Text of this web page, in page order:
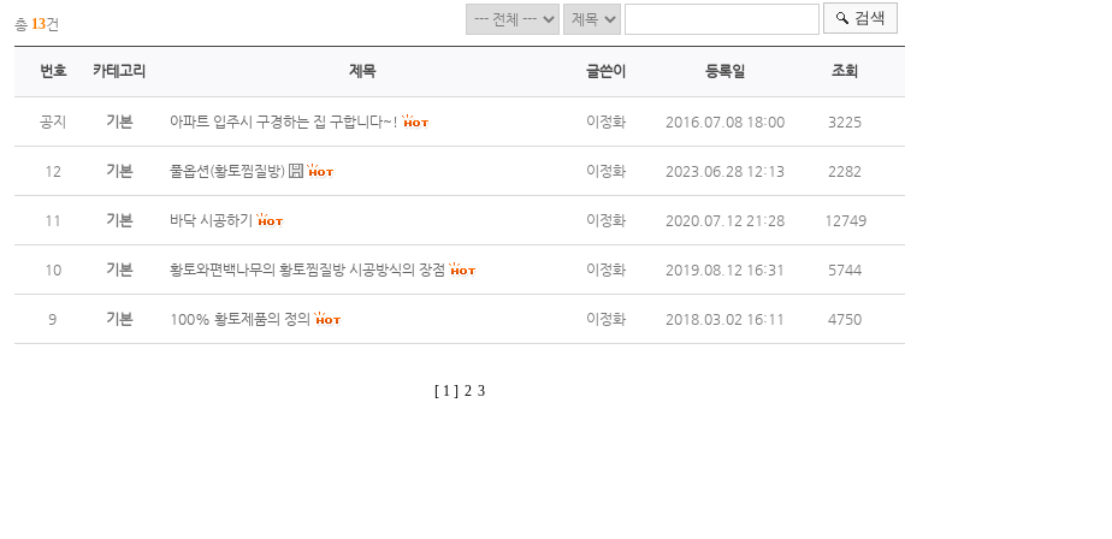
총 13건 검색
번호 카테고리 제목 글쓴이 등록일 조회
공지 기본 아파트 입주시 구경하는 집 구합니다~! 이정화 2016.07.08 18:00 3225
12 기본 풀옵션(황토찜질방) 이정화 2023.06.28 12:13 2282
11 기본 바닥 시공하기 이정화 2020.07.12 21:28 12749
10 기본 황토와편백나무의 황토찜질방 시공방식의 장점 이정화 2019.08.12 16:31 5744
9 기본 100% 황토제품의 정의 이정화 2018.03.02 16:11 4750
[ 1 ] 2 3